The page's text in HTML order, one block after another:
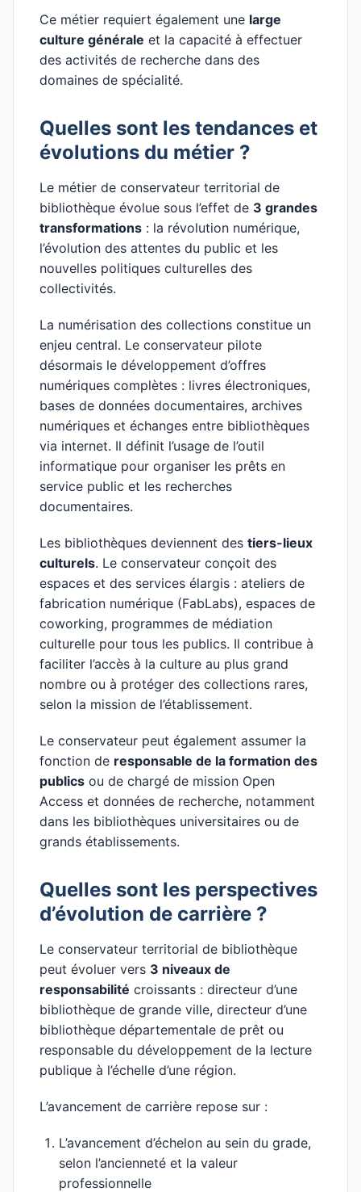
Ce métier requiert également une large
culture générale et la capacité à effectuer
des activités de recherche dans des
domaines de spécialité.
Quelles sont les tendances et
évolutions du métier ?
Le métier de conservateur territorial de
bibliothèque évolue sous l’effet de 3 grandes
transformations : la révolution numérique,
l’évolution des attentes du public et les
nouvelles politiques culturelles des
collectivités.
La numérisation des collections constitue un
enjeu central. Le conservateur pilote
désormais le développement d’offres
numériques complètes : livres électroniques,
bases de données documentaires, archives
numériques et échanges entre bibliothèques
via internet. Il définit l’usage de l’outil
informatique pour organiser les prêts en
service public et les recherches
documentaires.
Les bibliothèques deviennent des tiers-lieux
culturels. Le conservateur conçoit des
espaces et des services élargis : ateliers de
fabrication numérique (FabLabs), espaces de
coworking, programmes de médiation
culturelle pour tous les publics. Il contribue à
faciliter l’accès à la culture au plus grand
nombre ou à protéger des collections rares,
selon la mission de l’établissement.
Le conservateur peut également assumer la
fonction de responsable de la formation des
publics ou de chargé de mission Open
Access et données de recherche, notamment
dans les bibliothèques universitaires ou de
grands établissements.
Quelles sont les perspectives
d’évolution de carrière ?
Le conservateur territorial de bibliothèque
peut évoluer vers 3 niveaux de
responsabilité croissants : directeur d’une
bibliothèque de grande ville, directeur d’une
bibliothèque départementale de prêt ou
responsable du développement de la lecture
publique à l’échelle d’une région.
L’avancement de carrière repose sur :
L’avancement d’échelon au sein du grade,
selon l’ancienneté et la valeur
professionnelle